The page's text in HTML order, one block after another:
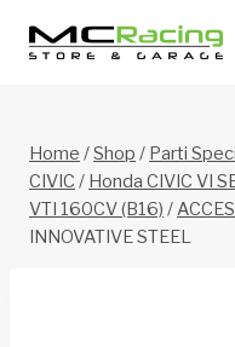
Home /Shop / Parti
CIVIC / Honda CIVIC VI
VTI 160CV (B16) /
INNOVATIVE STEEL